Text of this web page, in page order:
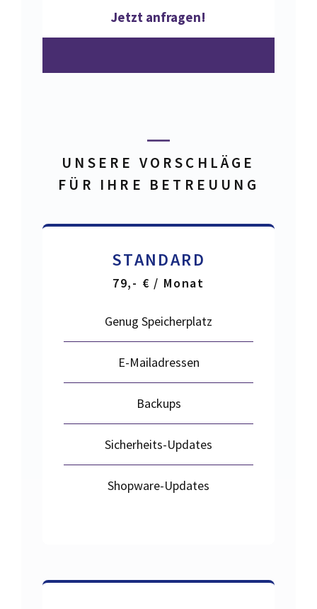
Jetzt anfragen!
UNSERE VORSCHLÄGE
FÜR IHRE BETREUUNG
STANDARD
79,- € / Monat
Genug Speicherplatz
E-Mailadressen
Backups
Sicherheits-Updates
Shopware-Updates